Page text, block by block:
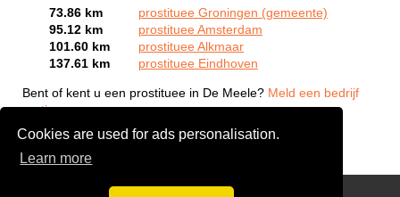
Cookies are used for ads personalisation.
Learn more
73.86 km
prostituee Groningen (gemeente)
95.12 km
prostituee Amsterdam
101.60 km
prostituee Alkmaar
137.61 km
prostituee Eindhoven
Bent of kent u een prostituee in De Meele? Meld een bedrijf
gratis aan